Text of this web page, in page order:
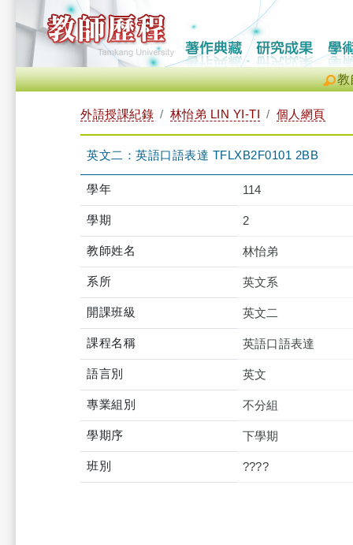
教
外語授課紀錄 林怡弟 LIN YI-TI 個人網頁
英文二：英語口語表達 TFLXB2F0101 2BB
學年 114
學期 2
教師姓名 林怡弟
系所 英文系
開課班級 英文二
課程名稱 英語口語表達
語言別 英文
專業組別 不分組
學期序 下學期
班別 ????